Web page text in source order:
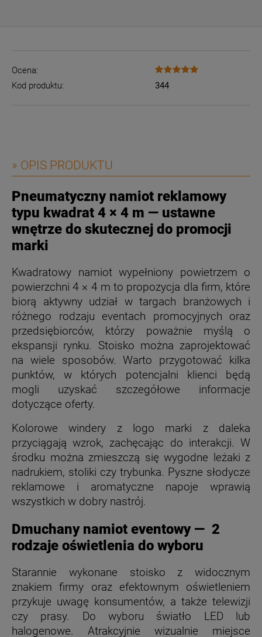
Ocena:
Kod produktu:
344
» OPIS PRODUKTU
Pneumatyczny namiot reklamowy
typu kwadrat 4 × 4 m — ustawne
wnętrze do skutecznej do promocji
marki
Kwadratowy namiot wypełniony powietrzem o
powierzchni 4 × 4 m to propozycja dla firm, które
biorą aktywny udział w targach branżowych i
różnego rodzaju eventach promocyjnych oraz
przedsiębiorców, którzy poważnie myślą o
ekspansji rynku. Stoisko można zaprojektować
na wiele sposobów. Warto przygotować kilka
punktów, w których potencjalni klienci będą
mogli uzyskać szczegółowe informacje
dotyczące oferty.
Kolorowe windery z logo marki z daleka
przyciągają wzrok, zachęcając do interakcji. W
środku można zmieszczą się wygodne leżaki z
nadrukiem, stoliki czy trybunka. Pyszne słodycze
reklamowe i aromatyczne napoje wprawią
wszystkich w dobry nastrój.
Dmuchany namiot eventowy — 2
rodzaje oświetlenia do wyboru
Starannie wykonane stoisko z widocznym
znakiem firmy oraz efektownym oświetleniem
przykuje uwagę konsumentów, a także telewizji
czy prasy. Do wyboru światło LED lub
halogenowe. Atrakcyjnie wizualnie miejsce